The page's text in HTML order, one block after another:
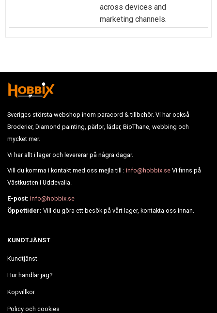
across devices and
marketing channels.
Sveriges största webshop inom paracord & tillbehör. Vi har också
Broderier, Diamond painting, pärlor, läder, BioThane, webbing och
mycket mer.
Vi har allt i lager och levererar på några dagar.
Vill du komma i kontakt med oss mejla till :info@hobbix.se Vi finns på
Västkusten i Uddevalla.
E-post: info@hobbix.se
Öppettider: Vill du göra ett besök på vårt lager, kontakta oss innan.
KUNDTJÄNST
Kundtjänst
Hur handlar jag?
Köpvillkor
Policy och cookies